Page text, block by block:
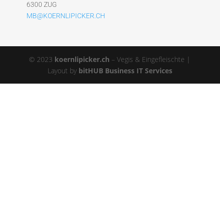
6300 ZUG
MB@KOERNLIPICKER.CH
© 2023 koernlipicker.ch – Vegis & Eingefleischte |
Layout by bitHUB Business IT Services